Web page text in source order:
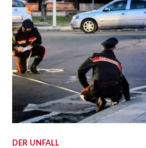
DER UNFALL